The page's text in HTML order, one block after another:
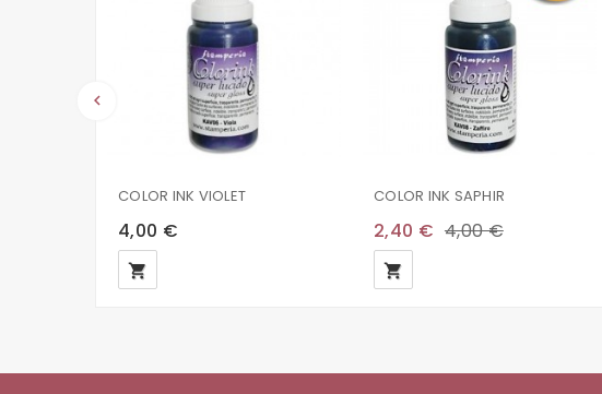
keyboard_arrow_left
COLOR INK VIOLET
4,00 €
local_grocery_store
COLOR INK SAPHIR
2,40 € 4,00 €
local_grocery_store